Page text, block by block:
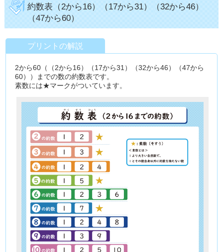
約数表（2から16）（17から31）（32から46）
（47から60）
プリントの解説
2から60（（2から16）（17から31）（32から46）（47から
60））までの数の約数表です。
素数には★マークがついています。